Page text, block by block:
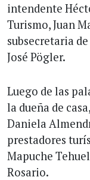
intendente
Turismo, Juan
subsecretaria
José Pögler.
Luego de las
la dueña de
Daniela
prestadores
Mapuche
Rosario.